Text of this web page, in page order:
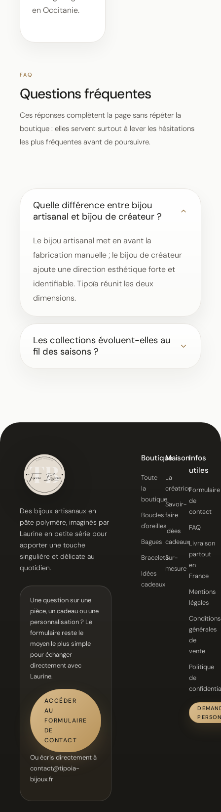
en Occitanie.
FAQ
Questions fréquentes
Ces réponses complètent la page sans répéter la
boutique : elles servent surtout à lever les hésitations
les plus fréquentes avant de poursuivre.
Quelle différence entre bijou
artisanal et bijou de créateur ?
Le bijou artisanal met en avant la
fabrication manuelle ; le bijou de créateur
ajoute une direction esthétique forte et
identifiable. Tipoïa réunit les deux
dimensions.
Les collections évoluent-elles au
fil des saisons ?
Des bijoux artisanaux en
pâte polymère, imaginés par
Laurine en petite série pour
apporter une touche
singulière et délicate au
quotidien.
Une question sur une
pièce, un cadeau ou une
personnalisation ? Le
formulaire reste le
moyen le plus simple
pour échanger
directement avec
Laurine.
ACCÉDER
AU
FORMULAIRE
DE
CONTACT
Ou écris directement à
contact@tipoia-
bijoux.fr
Boutique
Toute
la
boutique
Boucles
d'oreilles
Bagues
Bracelets
Idées
cadeaux
Maison
La
créatrice
Savoir-
faire
Idées
cadeaux
Sur-
mesure
Infos
utiles
Formulaire
de
contact
FAQ
Livraison
partout
en
France
Mentions
légales
Conditions
générales
de
vente
Politique
de